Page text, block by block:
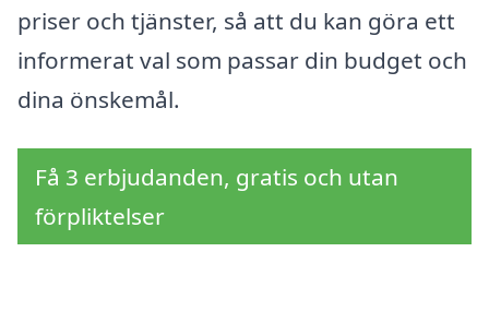
priser och tjänster, så att du kan göra ett
informerat val som passar din budget och
dina önskemål.
Få 3 erbjudanden, gratis och utan
förpliktelser